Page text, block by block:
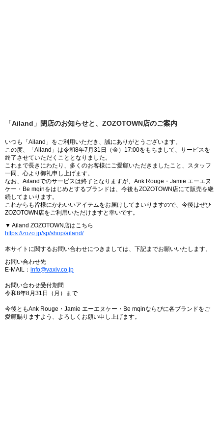
「Ailand」閉店のお知らせと、ZOZOTOWN店のご案内
いつも「Ailand」をご利用いただき、誠にありがとうございます。
この度、「Ailand」は令和8年7月31日（金）17:00をもちまして、サービスを
終了させていただくこととなりました。
これまで長きにわたり、多くのお客様にご愛顧いただきましたこと、スタッフ
一同、心より御礼申し上げます。
なお、Ailandでのサービスは終了となりますが、Ank Rouge・Jamie エーエヌ
ケー・Be mqinをはじめとするブランドは、今後もZOZOTOWN店にて販売を継
続してまいります。
これからも皆様にかわいいアイテムをお届けしてまいりますので、今後はぜひ
ZOZOTOWN店をご利用いただけますと幸いです。
▼ Ailand ZOZOTOWN店はこちら
https://zozo.jp/sp/shop/ailand/
本サイトに関するお問い合わせにつきましては、下記までお願いいたします。
お問い合わせ先
E-MAIL： info@vaxiv.co.jp
お問い合わせ受付期間
令和8年8月31日（月）まで
今後ともAnk Rouge・Jamie エーエヌケー・Be mqinならびに各ブランドをご
愛顧賜りますよう、よろしくお願い申し上げます。